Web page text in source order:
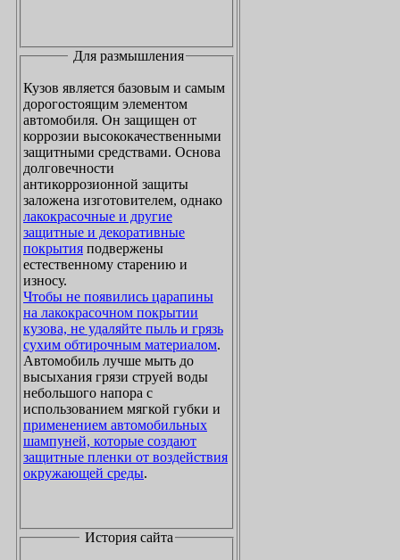
Для размышления
Кузов является базовым и самым
дорогостоящим элементом
автомобиля. Он защищен от
коррозии высококачественными
защитными средствами. Основа
долговечности
антикоррозионной защиты
заложена изготовителем, однако
лакокрасочные и другие
защитные и декоративные
покрытия подвержены
естественному старению и
износу.
Чтобы не появились царапины
на лакокрасочном покрытии
кузова, не удаляйте пыль и грязь
сухим обтирочным материалом.
Автомобиль лучше мыть до
высыхания грязи струей воды
небольшого напора с
использованием мягкой губки и
применением автомобильных
шампуней, которые создают
защитные пленки от воздействия
окружающей среды.
История сайта